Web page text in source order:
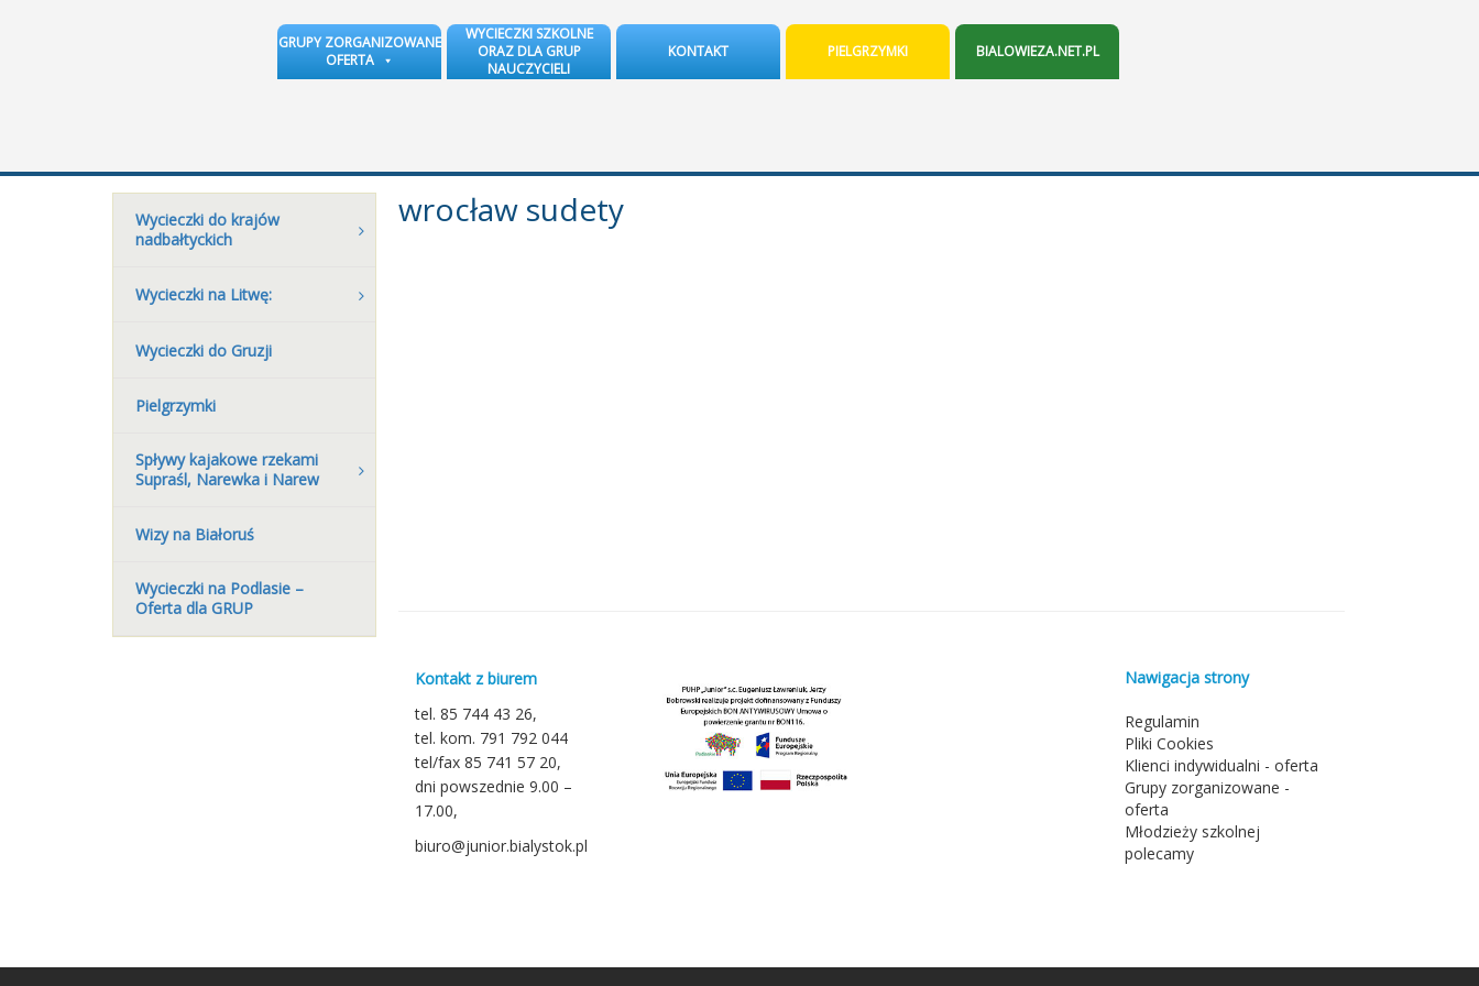
GRUPY ZORGANIZOWANE
OFERTA
WYCIECZKI SZKOLNE
ORAZ DLA GRUP
NAUCZYCIELI
KONTAKT PIELGRZYMKI BIALOWIEZA.NET.PL
Wycieczki do krajów
nadbałtyckich
Wycieczki na Litwę:
Wycieczki do Gruzji
Pielgrzymki
Spływy kajakowe rzekami
Supraśl, Narewka i Narew
Wizy na Białoruś
Wycieczki na Podlasie –
Oferta dla GRUP
wrocław sudety
Kontakt z biurem
tel. 85 744 43 26,
tel. kom. 791 792 044
tel/fax 85 741 57 20,
dni powszednie 9.00 –
17.00,
biuro@junior.bialystok.pl
Nawigacja strony
Regulamin
Pliki Cookies
Klienci indywidualni - oferta
Grupy zorganizowane -
oferta
Młodzieży szkolnej
polecamy